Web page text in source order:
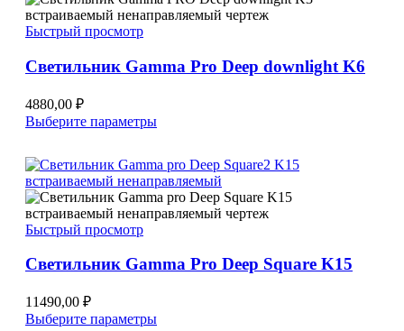
Опции
можно
странице
Быстрый просмотр
Светильник Gamma Pro Deep downlight K6
4880,00 ₽
Выберите параметрыЭтот
несколько
вариаций.
Опции
можно
странице
Быстрый просмотр
Светильник Gamma Pro Deep Square K15
11490,00 ₽
Выберите параметрыЭтот